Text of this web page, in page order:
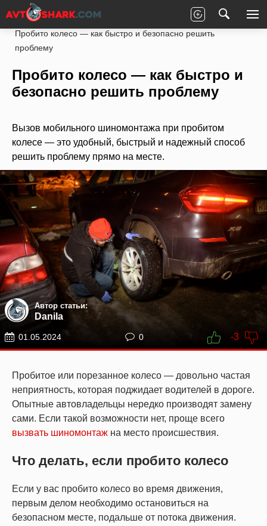
Главная Статьи
Новости партнеров
Пробито колесо — как быстро и безопасно решить
проблему
Пробито колесо — как быстро и
безопасно решить проблему
Вызов мобильного шиномонтажа при пробитом
колесе — это удобный, быстрый и надежный способ
решить проблему прямо на месте.
Автор статьи:
Danila
01.05.2024 0 -3
Пробитое или порезанное колесо — довольно частая
неприятность, которая поджидает водителей в дороге.
Опытные автовладельцы нередко производят замену
сами. Если такой возможности нет, проще всего
вызвать шиномонтаж на место происшествия.
Что делать, если пробито колесо
Если у вас пробито колесо во время движения,
первым делом необходимо остановиться на
безопасном месте, подальше от потока движения.